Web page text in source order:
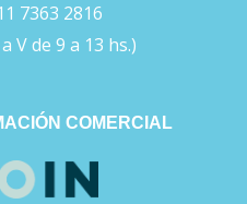
7363 2816
V de 9 a 13 hs.)
COMERCIAL